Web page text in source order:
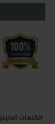
الكلمات